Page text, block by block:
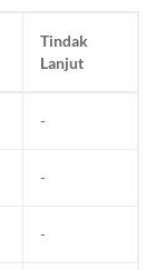
Tindak
Lanjut
-
-
-